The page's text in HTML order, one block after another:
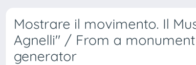
Mostrare il movimento. Il
Agnelli" / From a
generator